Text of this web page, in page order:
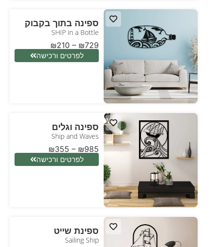
ספינה בתוך בקבוק
SHIP in a Bottle
₪210 – ₪729
לפרטים ורכישה
ספינה וגלים
Ship and Waves
₪355 – ₪985
לפרטים ורכישה
ספינת שייט
Sailing Ship